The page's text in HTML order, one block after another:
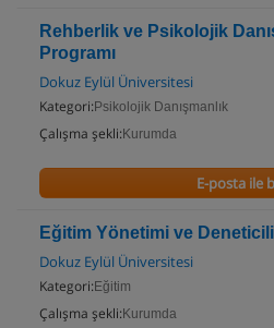
Rehberlik ve Psikolojik
Programı
Dokuz Eylül Üniversitesi
Kategori: Psikolojik Danışmanlık
Çalışma şekli: Kurumda
E-posta ile
Eğitim Yönetimi ve
Dokuz Eylül Üniversitesi
Kategori: Eğitim
Çalışma şekli: Kurumda